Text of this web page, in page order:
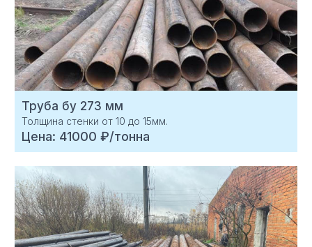
Труба бу 273 мм
Толщина стенки от 10 до 15мм.
Цена: 41000 ₽/тонна